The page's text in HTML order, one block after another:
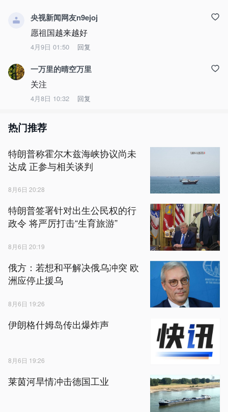
央视新闻网友n9ejoj
愿祖国越来越好
4月9日 01:50 回复
一万里的晴空万里
关注
4月8日 10:32 回复
热门推荐
特朗普称霍尔木兹海峡协议尚未
达成 正参与相关谈判
8月6日 20:28
特朗普签署针对出生公民权的行
政令 将严厉打击“生育旅游”
8月6日 20:19
俄方：若想和平解决俄乌冲突 欧
洲应停止援乌
8月6日 19:26
伊朗格什姆岛传出爆炸声
8月6日 19:26
莱茵河旱情冲击德国工业